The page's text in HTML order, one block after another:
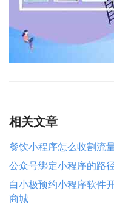
相关文章
餐饮小程序怎么收割流
公众号绑定小程序的路
白小极预约小程序软件
商城